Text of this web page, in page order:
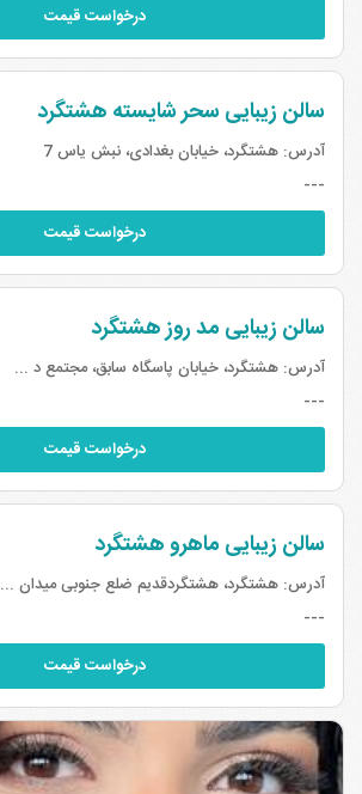
درخواست قیمت
سالن زیبایی سحر شایسته هشتگرد
آدرس: هشتگرد، خیابان بغدادی، نبش یاس 7
---
درخواست قیمت
سالن زیبایی مد روز هشتگرد
آدرس: هشتگرد، خیابان پاسگاه سابق، مجتمع د ...
---
درخواست قیمت
سالن زیبایی ماهرو هشتگرد
آدرس: هشتگرد، هشتگردقدیم ضلع جنوبی میدان ...
---
درخواست قیمت